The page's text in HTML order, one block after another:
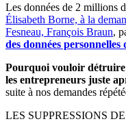
Les données de 2 millions
Élisabeth Borne, à la
Fesneau, François Braun,
des données
Pourquoi vouloir détruire
les entrepreneurs juste
suite à nos demandes
LES SUPPRESSIONS